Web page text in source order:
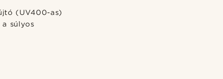
(UV400-as)
súlyos